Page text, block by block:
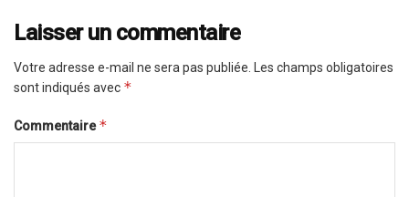
Laisser un commentaire
Votre adresse e-mail ne sera pas publiée.
Les champs obligatoires
sont indiqués avec *
Commentaire*